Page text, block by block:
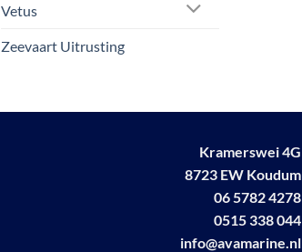
Vetus
Zeevaart Uitrusting
Kramerswei 4G
8723 EW Koudum
06 5782 4278
0515 338 044
info@avamarine.nl